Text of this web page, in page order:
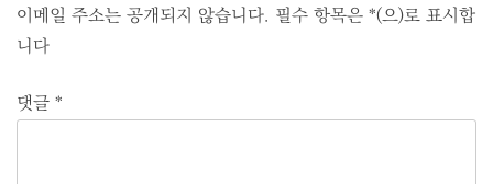
이메일 주소는 공개되지 않습니다. 필수 항목은 *(으)로 표시합
니다
댓글 *